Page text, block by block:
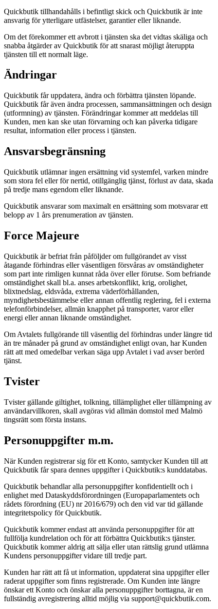
Quickbutik tillhandahålls i befintligt skick och Quickbutik är inte
ansvarig för ytterligare utfästelser, garantier eller liknande.
Om det förekommer ett avbrott i tjänsten ska det vidtas skäliga och
snabba åtgärder av Quickbutik för att snarast möjligt återuppta
tjänsten till ett normalt läge.
Ändringar
Quickbutik får uppdatera, ändra och förbättra tjänsten löpande.
Quickbutik får även ändra processen, sammansättningen och design
(utformning) av tjänsten. Förändringar kommer att meddelas till
Kunden, men kan ske utan förvarning och kan påverka tidigare
resultat, information eller process i tjänsten.
Ansvarsbegränsning
Quickbutik utlämnar ingen ersättning vid systemfel, varken mindre
som stora fel eller för nertid, otillgänglig tjänst, förlust av data, skada
på tredje mans egendom eller liknande.
Quickbutik ansvarar som maximalt en ersättning som motsvarar ett
belopp av 1 års prenumeration av tjänsten.
Force Majeure
Quickbutik är befriat från påföljder om fullgörandet av visst
åtagande förhindras eller väsentligen försvåras av omständigheter
som part inte rimligen kunnat råda över eller förutse. Som befriande
omständighet skall bl.a. anses arbetskonflikt, krig, orolighet,
blixtnedslag, eldsvåda, extrema väderförhållanden,
myndighetsbestämmelse eller annan offentlig reglering, fel i externa
telefonförbindelser, allmän knapphet på transporter, varor eller
energi eller annan liknande omständighet.
Om Avtalets fullgörande till väsentlig del förhindras under längre tid
än tre månader på grund av omständighet enligt ovan, har Kunden
rätt att med omedelbar verkan säga upp Avtalet i vad avser berörd
tjänst.
Tvister
Tvister gällande giltighet, tolkning, tillämplighet eller tillämpning av
användarvillkoren, skall avgöras vid allmän domstol med Malmö
tingsrätt som första instans.
Personuppgifter m.m.
När Kunden registrerar sig för ett Konto, samtycker Kunden till att
Quickbutik får spara dennes uppgifter i Quickbutik:s kunddatabas.
Quickbutik behandlar alla personuppgifter konfidentiellt och i
enlighet med Dataskyddsförordningen (Europaparlamentets och
rådets förordning (EU) nr 2016/679) och den vid var tid gällande
integritetspolicy för Quickbutik.
Quickbutik kommer endast att använda personuppgifter för att
fullfölja kundrelation och för att förbättra Quickbutik:s tjänster.
Quickbutik kommer aldrig att sälja eller utan rättslig grund utlämna
Kundens personuppgifter vidare till tredje part.
Kunden har rätt att få ut information, uppdaterat sina uppgifter eller
raderat uppgifter som finns registrerade. Om Kunden inte längre
önskar ett Konto och önskar alla personuppgifter borttagna, är en
fullständig avregistrering alltid möjlig via support@quickbutik.com.